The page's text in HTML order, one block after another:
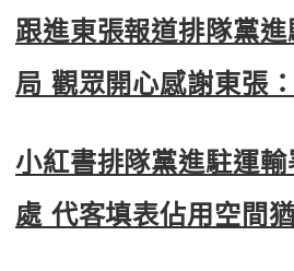
跟進東張報道排隊黨
局 觀眾開心感謝東張
小紅書排隊黨進駐運
處 代客填表佔用空間